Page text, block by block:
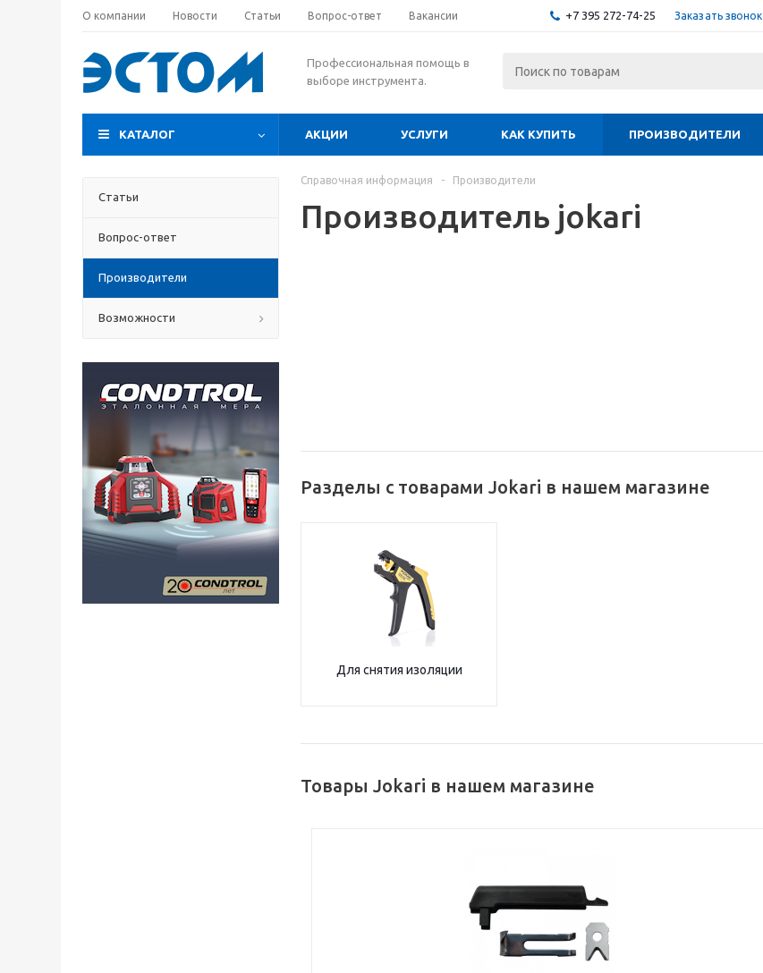
О компании Новости Статьи Вопрос-ответ Вакансии +7 395 272-74-25 Заказать звонок
Профессиональная помощь в
выборе инструмента.
КАТАЛОГ АКЦИИ УСЛУГИ КАК КУПИТЬ ПРОИЗВОДИТЕЛИ
Статьи
Вопрос-ответ
Производители
Возможности
Справочная информация - Производители
Производитель jokari
Разделы с товарами Jokari в нашем магазине
Для снятия изоляции
Товары Jokari в нашем магазине